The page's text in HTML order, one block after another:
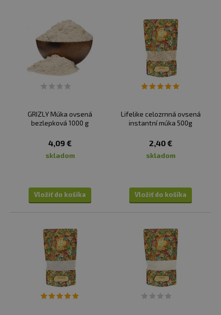
GRIZLY Múka ovsená
bezlepková 1000 g
4,09 €
skladom
Vložiť do košíka
Lifelike celozrnná ovsená
instantní múka 500g
2,40 €
skladom
Vložiť do košíka